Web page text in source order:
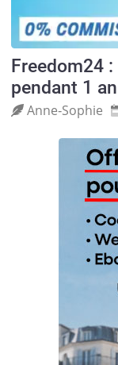
Freedom24
pendant 1
Anne‑Sophie